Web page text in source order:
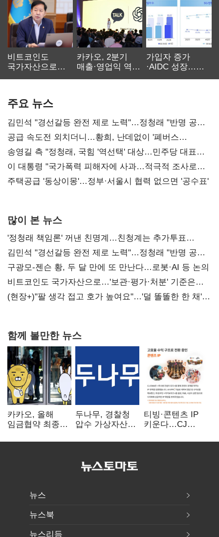
비트코인도
국가자산으로…'
카카오, 2분기
매출·영업익 역대
가입자 증가
·AIDC 성장…
주요 뉴스
김민석 "경선갈등 완전 제로 노력"…정청래 "반명 공세
사과부터"
공급 속도전 외치더니…황희, 난데없이 '폐버스
리모델링' 제안
송영길 측 "정청래, 국힘 '역선택' 대상…민주당 대표로
총선 지휘 못해"
이 대통령 "국가폭력 피해자에 사과…적극적 조사로
진실 밝혀야"
주택공급 '동상이몽'…정부·서울시 협력 없으면 '공수표'
많이 본 뉴스
'정청래 책임론' 꺼낸 친명계…친청계는 추가투표
때리기
김민석 "경선갈등 완전 제로 노력"…정청래 "반명 공세
사과부터"
구광모-젠슨 황, 두 달 만에 또 만난다…로봇·AI 등 논의
비트코인도 국가자산으로…'보관·평가·처분' 기준은
숙제
(현장+)"팔 생각 접고 호가 높여요"…'덜 똘똘한 한 채'
함께 볼만한 뉴스
카카오, 올해
임금협약 최종
인상·격려금
두나무, 경찰청
압수 가상자산
커스터디 사업
티빙·콘텐츠 IP
키운다…CJ
글로벌 확장 가속
뉴스
뉴스북
뉴스리듬